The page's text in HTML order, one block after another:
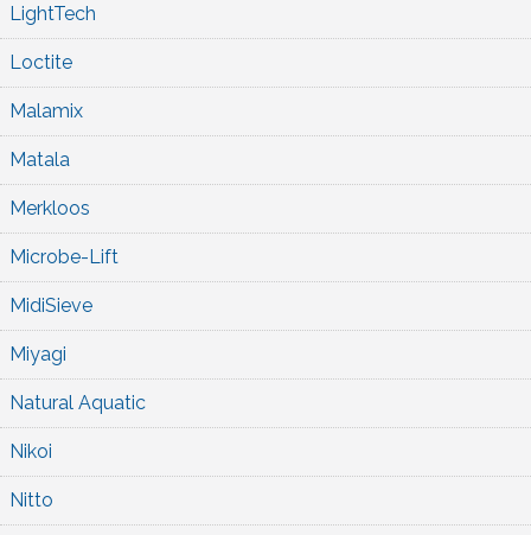
LightTech
Loctite
Malamix
Matala
Merkloos
Microbe-Lift
MidiSieve
Miyagi
Natural Aquatic
Nikoi
Nitto